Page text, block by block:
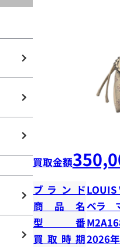
買取金額
ブランドLOUIS
商品名ベラ
型番
買取時期2026